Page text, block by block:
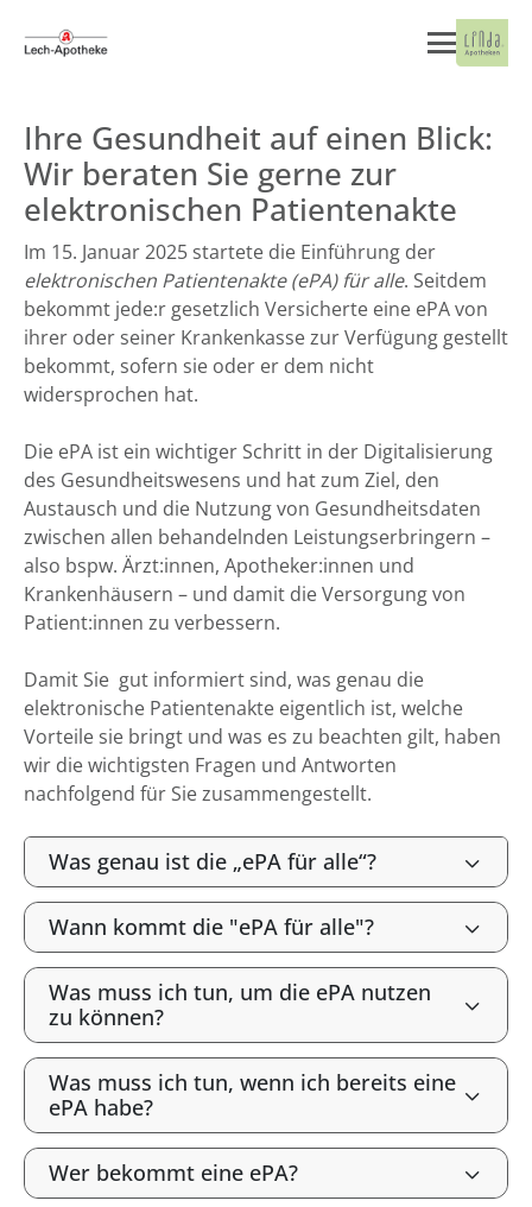
Ihre Gesundheit auf einen Blick:
Wir beraten Sie gerne zur
elektronischen Patientenakte
Im 15. Januar 2025 startete die Einführung der
elektronischen Patientenakte (ePA) für alle. Seitdem
bekommt jede:r gesetzlich Versicherte eine ePA von
ihrer oder seiner Krankenkasse zur Verfügung gestellt
bekommt, sofern sie oder er dem nicht
widersprochen hat.
Die ePA ist ein wichtiger Schritt in der Digitalisierung
des Gesundheitswesens und hat zum Ziel, den
Austausch und die Nutzung von Gesundheitsdaten
zwischen allen behandelnden Leistungserbringern –
also bspw. Ärzt:innen, Apotheker:innen und
Krankenhäusern – und damit die Versorgung von
Patient:innen zu verbessern.
Damit Sie gut informiert sind, was genau die
elektronische Patientenakte eigentlich ist, welche
Vorteile sie bringt und was es zu beachten gilt, haben
wir die wichtigsten Fragen und Antworten
nachfolgend für Sie zusammengestellt.
Was genau ist die „ePA für alle“?
Wann kommt die "ePA für alle"?
Was muss ich tun, um die ePA nutzen
zu können?
Was muss ich tun, wenn ich bereits eine
ePA habe?
Wer bekommt eine ePA?